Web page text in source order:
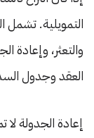
التمويلية. تشمل
والتعثر، وإعادة
العقد وجدول
إعادة الجدولة لا